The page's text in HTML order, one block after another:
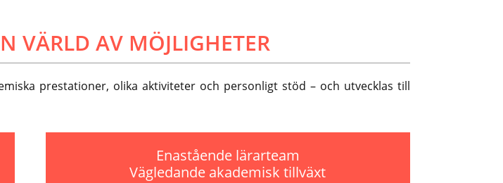
VÄRLD AV MÖJLIGHETER
prestationer, olika aktiviteter och personligt stöd – och utvecklas till
Enastående lärarteam
Vägledande akademisk tillväxt